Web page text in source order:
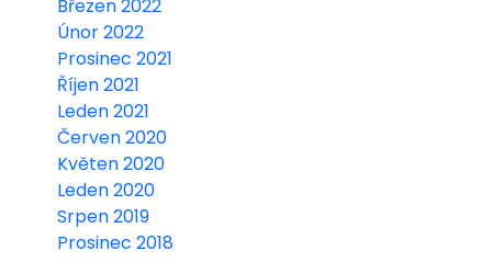
Březen 2022
Únor 2022
Prosinec 2021
Říjen 2021
Leden 2021
Červen 2020
Květen 2020
Leden 2020
Srpen 2019
Prosinec 2018